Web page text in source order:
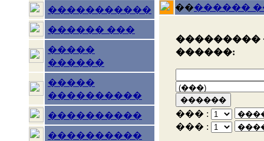
�����������
������ ���
�����
������
�����
����������
����������
����������
��������
���������
������:
��� :
��� :